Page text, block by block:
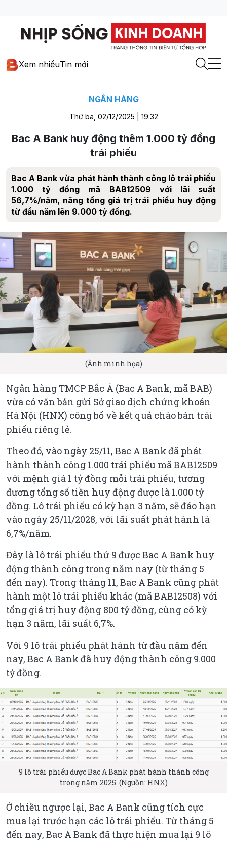
Xem nhiềuTin mới
NGÂN HÀNG
Thứ ba, 02/12/2025 | 19:32
Bac A Bank huy động thêm 1.000 tỷ đồng
trái phiếu
Bac A Bank vừa phát hành thành công lô trái phiếu
1.000 tỷ đồng mã BAB12509 với lãi suất
56,7%/năm, nâng tổng giá trị trái phiếu huy động
từ đầu năm lên 9.000 tỷ đồng.
(Ảnh minh họa)
Ngân hàng TMCP Bắc Á (Bac A Bank, mã BAB)
vừa có văn bản gửi Sở giao dịch chứng khoán
Hà Nội (HNX) công bố về kết quả chào bán trái
phiếu riêng lẻ.
Theo đó, vào ngày 25/11, Bac A Bank đã phát
hành thành công 1.000 trái phiếu mã BAB12509
với mệnh giá 1 tỷ đồng mỗi trái phiếu, tương
đương tổng số tiền huy động được là 1.000 tỷ
đồng. Lô trái phiếu có kỳ hạn 3 năm, sẽ đáo hạn
vào ngày 25/11/2028, với lãi suất phát hành là
6,7%/năm.
Đây là lô trái phiếu thứ 9 được Bac A Bank huy
động thành công trong năm nay (từ tháng 5
đến nay). Trong tháng 11, Bac A Bank cũng phát
hành một lô trái phiếu khác (mã BAB12508) với
tổng giá trị huy động 800 tỷ đồng, cùng có kỳ
hạn 3 năm, lãi suất 6,7%.
Với 9 lô trái phiếu phát hành từ đầu năm đến
nay, Bac A Bank đã huy động thành công 9.000
tỷ đồng.
9 lô trái phiếu được Bac A Bank phát hành thành công
trong năm 2025. (Nguồn: HNX)
Ở chiều ngược lại, Bac A Bank cũng tích cực
mua lại trước hạn các lô trái phiếu. Từ tháng 5
đến nay, Bac A Bank đã thực hiện mua lại 9 lô